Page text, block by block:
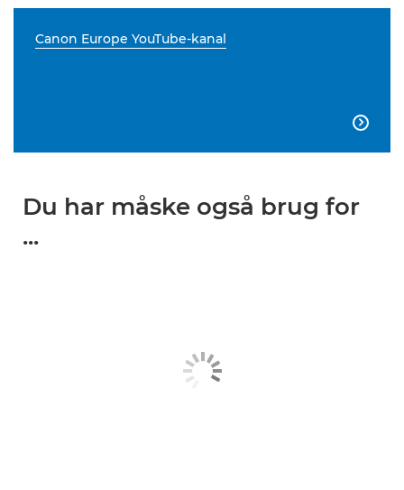
Canon Europe YouTube-kanal

Du har måske også brug for
...